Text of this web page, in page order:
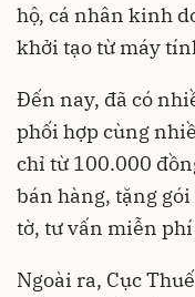
hộ, cá nhân kinh
khởi tạo từ máy
Đến nay, đã có
phối hợp cùng
chỉ từ 100.000
bán hàng, tặng
tờ, tư vấn miễn
Ngoài ra, Cục